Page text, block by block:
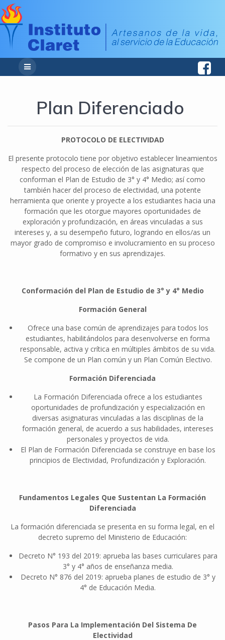
Plan Diferenciado
PROTOCOLO DE ELECTIVIDAD
El presente protocolo tiene por objetivo establecer lineamientos
respecto del proceso de elección de las asignaturas que
conforman el Plan de Estudio de 3° y 4° Medio; así como
también hacer del proceso de electividad, una potente
herramienta que oriente y proyecte a los estudiantes hacia una
formación que les otorgue mayores oportunidades de
exploración y profundización, en áreas vinculadas a sus
intereses y, a su desempeño futuro, logrando en ellos/as un
mayor grado de compromiso e involucramiento en su proceso
formativo y en sus aprendizajes.
Conformación del Plan de Estudio de 3° y 4° Medio
Formación General
Ofrece una base común de aprendizajes para todos los
estudiantes, habilitándolos para desenvolverse en forma
responsable, activa y crítica en múltiples ámbitos de su vida.
Se compone de un Plan común y un Plan Común Electivo.
Formación Diferenciada
La Formación Diferenciada ofrece a los estudiantes
oportunidades de profundización y especialización en
diversas asignaturas vinculadas a las disciplinas de la
formación general, de acuerdo a sus habilidades, intereses
personales y proyectos de vida.
El Plan de Formación Diferenciada se construye en base los
principios de Electividad, Profundización y Exploración.
Fundamentos Legales Que Sustentan La Formación
Diferenciada
La formación diferenciada se presenta en su forma legal, en el
decreto supremo del Ministerio de Educación:
Decreto N° 193 del 2019: aprueba las bases curriculares para
3° y 4° años de enseñanza media.
Decreto N° 876 del 2019: aprueba planes de estudio de 3° y
4° de Educación Media.
Pasos Para La Implementación Del Sistema De
Electividad